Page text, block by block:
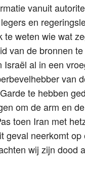
vanuit
en
te weten wie wat
van de bronnen
Israël al in een
van
te hebben
om de arm en
toen Iran met
geval neerkomt op
wij zijn dood